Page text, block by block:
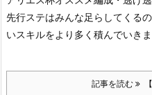
先行ステはみんな足らしてくる
いスキルをより多く積んでいきま
記事を読む